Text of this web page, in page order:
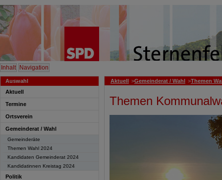
Inhalt Navigation
Auswahl
Aktuell
Termine
Ortsverein
Gemeinderat / Wahl
Gemeinderäte
Themen Wahl 2024
Kandidaten Gemeinderat 2024
Kandidatinnen Kreistag 2024
Politik
Aktuell >Gemeinderat / Wahl >Themen
Themen